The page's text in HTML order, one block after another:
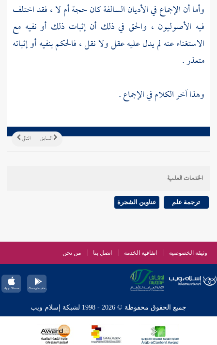
وأما أن الإجماع في الأديان السالفة كان حجة أم لا ، فقد اختلف
فيه الأصوليون ، والحق في ذلك أن إثبات ذلك أو نفيه مع
الاستغناء عنه لم يدل عليه عقل ولا نقل ، فالحكم بنفيه أو إثباته
متعذر .
وهذا آخر الكلام في الإجماع .
التالي السابق
الخدمات العلمية
ترجمة علم عناوين الشجرة
وثيقة الخصوصية اتفاقية الخدمة اتصل بنا من نحن
جميع الحقوق محفوظة © 2026 - 1998 لشبكة إسلام ويب